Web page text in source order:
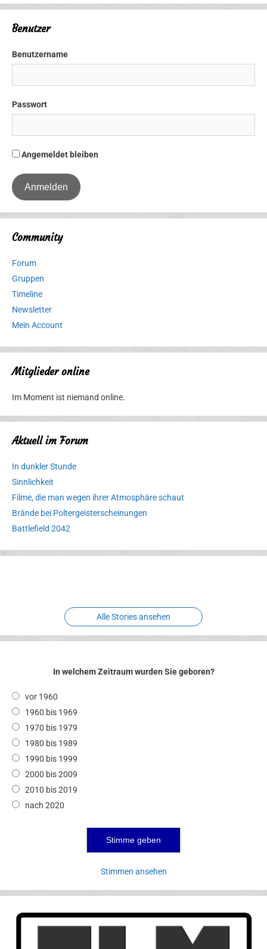
Benutzer
Benutzername
Passwort
Angemeldet bleiben
Community
Forum
Gruppen
Timeline
Newsletter
Mein Account
Mitglieder online
Im Moment ist niemand online.
Aktuell im Forum
In dunkler Stunde
Sinnlichkeit
Filme, die man wegen ihrer Atmosphäre schaut
Brände bei Poltergeisterscheinungen
Battlefield 2042
Erlebnispark
Verbotene
Alle Stories ansehen
In welchem Zeitraum wurden Sie geboren?
vor 1960
1960 bis 1969
1970 bis 1979
1980 bis 1989
1990 bis 1999
2000 bis 2009
2010 bis 2019
nach 2020
Stimmen ansehen